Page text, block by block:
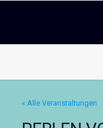
« Alle Veranstaltungen